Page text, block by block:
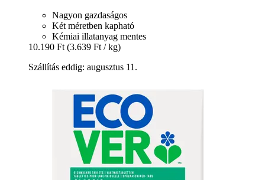
Nagyon gazdaságos
Két méretben kapható
Kémiai illatanyag mentes
10.190 Ft (3.639 Ft / kg)
Szállítás eddig: augusztus 11.